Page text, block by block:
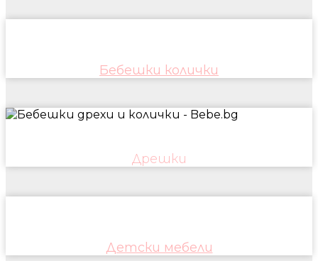
Бебешки колички
Дрешки
Детски мебели